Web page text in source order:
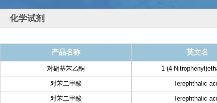
化学试剂
产品名称 英文名
对硝基苯乙酮 1-(4-
对苯二甲酸 Terephthalic
对苯二甲酸 Terephthalic